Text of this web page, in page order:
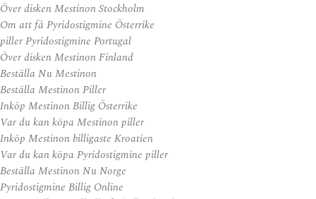
Över disken Mestinon Stockholm
Om att få Pyridostigmine Österrike
piller Pyridostigmine Portugal
Över disken Mestinon Finland
Beställa Nu Mestinon
Beställa Mestinon Piller
Inköp Mestinon Billig Österrike
Var du kan köpa Mestinon piller
Inköp Mestinon billigaste Kroatien
Var du kan köpa Pyridostigmine piller
Beställa Mestinon Nu Norge
Pyridostigmine Billig Online